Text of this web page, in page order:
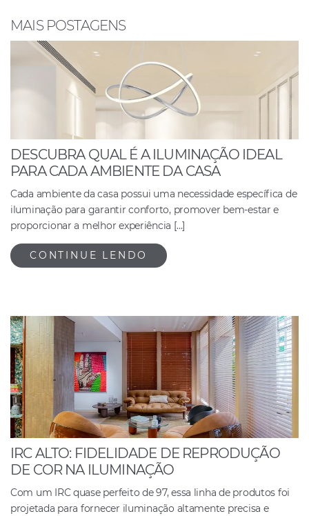
o
k
p
MAIS POSTAGENS
DESCUBRA QUAL É A ILUMINAÇÃO IDEAL
PARA CADA AMBIENTE DA CASA
Cada ambiente da casa possui uma necessidade específica de
iluminação para garantir conforto, promover bem-estar e
proporcionar a melhor experiência […]
CONTINUE LENDO
IRC ALTO: FIDELIDADE DE REPRODUÇÃO
DE COR NA ILUMINAÇÃO
Com um IRC quase perfeito de 97, essa linha de produtos foi
projetada para fornecer iluminação altamente precisa e